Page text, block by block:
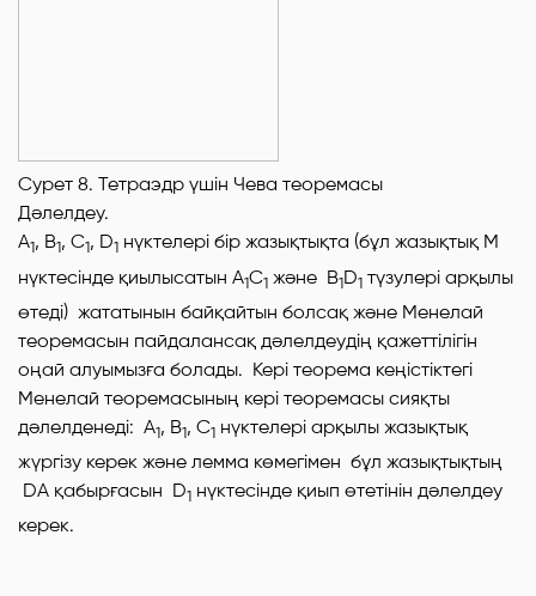
Сурет 8. Тетраэдр үшін Чева теоремасы
Дәлелдеу.
А1, В1, С1, D1 нүктелері бір жазықтықта (бұл жазықтық М
нүктесінде қиылысатын А1С1 және В1D1 түзулері арқылы
өтеді) жататынын байқайтын болсақ және Менелай
теоремасын пайдалансақ дәлелдеудің қажеттілігін
оңай алуымызға болады. Кері теорема кеңістіктегі
Менелай теоремасының кері теоремасы сияқты
дәлелденеді: А1, В1, С1 нүктелері арқылы жазықтық
жүргізу керек және лемма көмегімен бұл жазықтықтың
DA қабырғасын D1 нүктесінде қиып өтетінін дәлелдеу
керек.